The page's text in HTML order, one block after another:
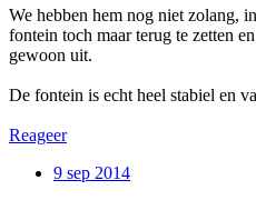
We hebben hem nog niet zolang,
fontein toch maar terug te zetten
gewoon uit.
De fontein is echt heel stabiel en
Reageer
9 sep 2014